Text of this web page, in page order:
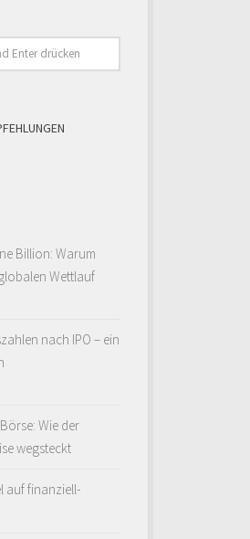
Billion: Warum
Wettlauf
nach IPO – ein
Wie der
wegsteckt
auf finanziell-